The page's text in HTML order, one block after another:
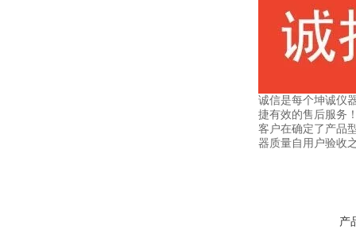
诚信是每个坤诚仪
捷有效的售后服务
客户在确定了产品
器质量自用户验收
产